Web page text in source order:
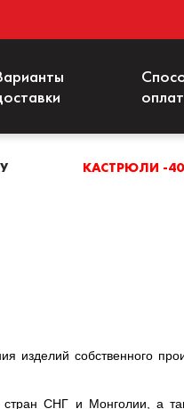
КАСТРЮЛИ -
изделий собственного
СНГ и Монголии, а